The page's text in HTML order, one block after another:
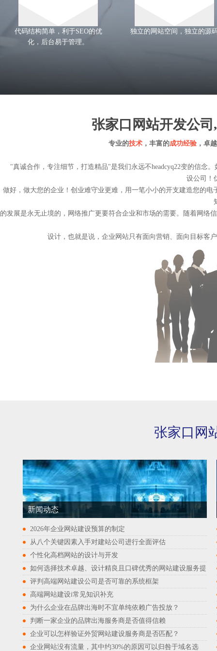
代码结构简单，利于SEO的优
化，后台易于管理。
独立的网站空间，独立的源
张家口网站开发公
专业的技术 ，丰富的成功经验 ，卓
"真诚合作，专注细节，打造精品"是我们永远不headcyq22变的信念。
设公司
做好，做大您的企业！创业难守业更难，用一笔小小的开支建造您的
的发展是永无止境的，网络推广更要符合企业和市场的需要。随着网络
设计，也就是说，企业网站只有面向营销、面向目标客
张家口网
新闻动态
2026年企业网站建设预算的制定
从八个关键因素入手对建站公司进行全面评估
个性化高档网站的设计与开发
如何选择技术卓越、设计精良且口碑优秀的网站建设服务提
评判高端网站建设公司是否可靠的系统框架
高端网站建设i常见知识补充
为什么企业在品牌出海时不宜单纯依赖广告投放？
判断一家企业的品牌出海服务商是否值得信赖
企业可以怎样验证外贸网站建设服务商是否匹配？
企业网站没有流量，其中约30%的原因可以归咎于域名选